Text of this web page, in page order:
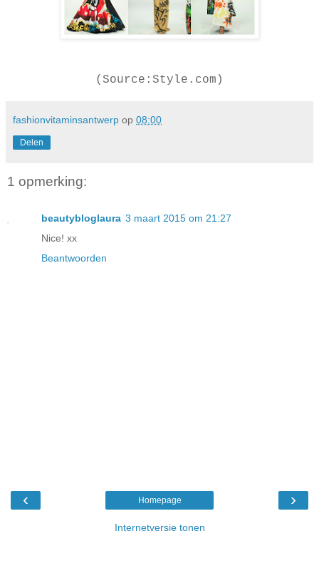
(Source:Style.com)
fashionvitaminsantwerp op 08:00
Delen
1 opmerking:
beautybloglaura 3 maart 2015 om 21:27
Nice! xx
Beantwoorden
‹ ›
Homepage
Internetversie tonen